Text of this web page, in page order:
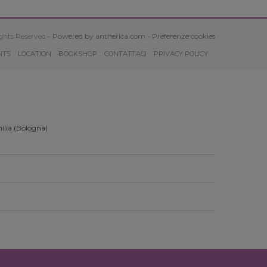
Reserved - Powered by antherica.com - Preferenze cookies
LOCATION BOOKSHOP CONTATTACI PRIVACY POLICY
(Bologna)